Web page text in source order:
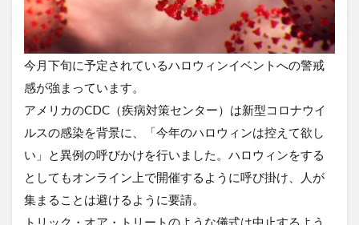
今月下旬に予定されているハロウィンイベントへの警戒
感が強まっています。
アメリカのCDC（疾病対策センター）は新型コロナウイ
ルスの感染を背景に、「今年のハロウィンは控えて欲し
い」と異例の呼びかけを行いました。ハロウィンをする
としてもオンライン上で開催するように呼び掛け、人が
集まることは避けるように要請。
トリック・オア・トリートのような儀式は中止するよう